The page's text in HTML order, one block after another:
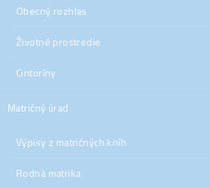
Obecný rozhlas
Životné prostredie
Cintoríny
Matričný úrad
Výpisy z matričných kníh
Rodná matrika